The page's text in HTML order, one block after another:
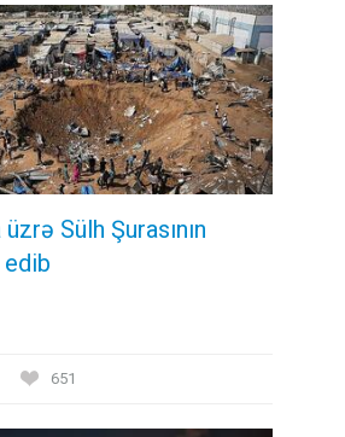
Sülh Şurasının
edib
651